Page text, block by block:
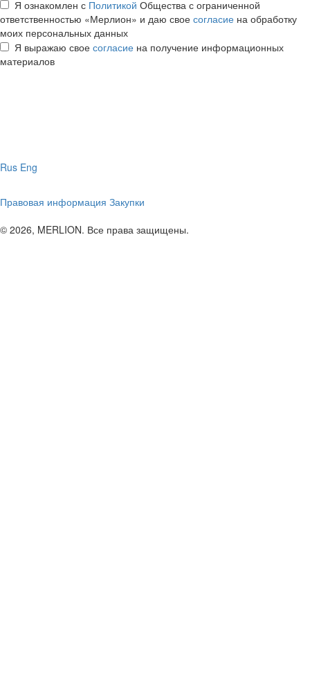
Я ознакомлен с Политикой Общества с ограниченной
ответственностью «Мерлион» и даю свое согласие на обработку
моих персональных данных
Я выражаю свое согласие на получение информационных
материалов
Rus Eng
Правовая информация Закупки
© 2026, MERLION. Все права защищены.